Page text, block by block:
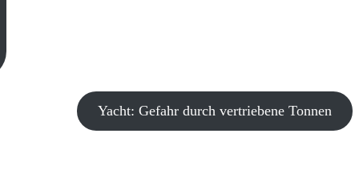
Yacht: Gefahr durch vertriebene Tonnen